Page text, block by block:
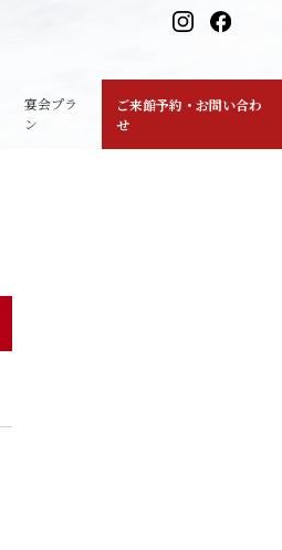
宴会プラ
ン
ご来館予約・お問い合わ
せ